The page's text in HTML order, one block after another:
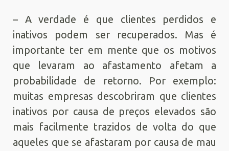
– A verdade é que clientes perdidos e
inativos podem ser recuperados. Mas é
importante ter em mente que os motivos
que levaram ao afastamento afetam a
probabilidade de retorno. Por exemplo:
muitas empresas descobriram que clientes
inativos por causa de preços elevados são
mais facilmente trazidos de volta do que
aqueles que se afastaram por causa de mau